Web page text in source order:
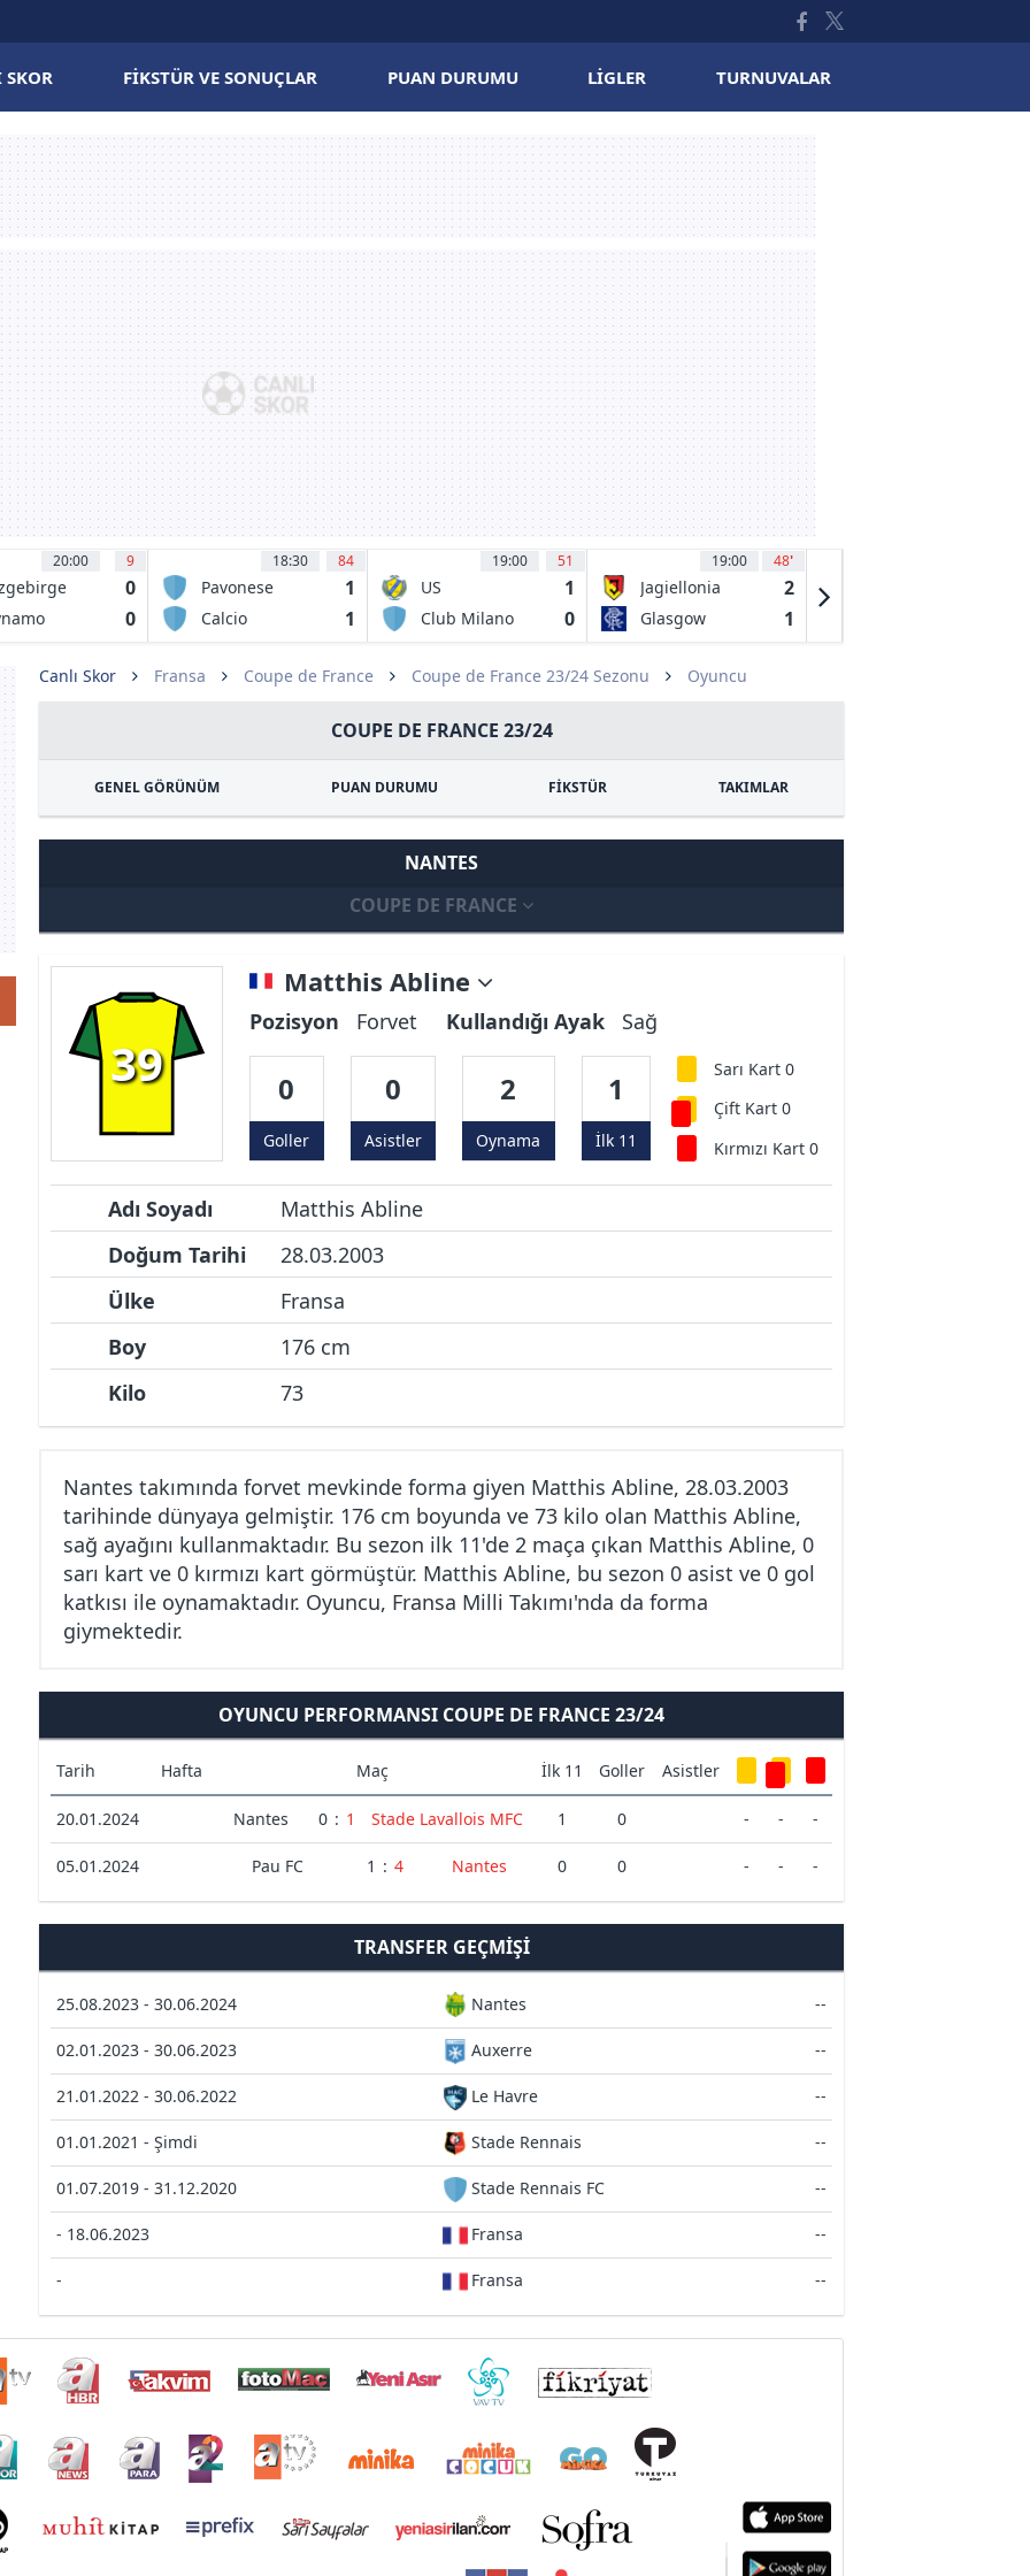
SKOR FIKSTÜR VE SONUÇLAR PUAN DURUMU LIGLER TURNUVALAR
20:00 9
0
0
18:30 84
Pavonese 1
Calcio
1
19:00 51
US
Pergolettese
1
Club Milano
0
19:00 48'
Jagiellonia
Bialystok
2
Glasgow
1
Canlı Skor Fransa Coupe de France Coupe de France 23/24 Sezonu Oyuncu
COUPE DE FRANCE 23/24
GENEL GÖRÜNÜM PUAN DURUMU FİKSTÜR TAKIMLAR
NANTES
COUPE DE FRANCE
39
Matthis Abline
Pozisyon Forvet Kullandığı Ayak Sağ
0
Goller
0
Asistler
2
Oynama
1
İlk 11
Sarı Kart 0
Çift Kart 0
Kırmızı Kart 0
Adı Soyadı
Matthis Abline
Doğum Tarihi
28.03.2003
Ülke
Fransa
Boy
176 cm
Kilo
73
Nantes takımında forvet mevkinde forma giyen Matthis Abline, 28.03.2003
tarihinde dünyaya gelmiştir. 176 cm boyunda ve 73 kilo olan Matthis Abline,
sağ ayağını kullanmaktadır. Bu sezon ilk 11'de 2 maça çıkan Matthis Abline, 0
sarı kart ve 0 kırmızı kart görmüştür. Matthis Abline, bu sezon 0 asist ve 0 gol
katkısı ile oynamaktadır. Oyuncu, Fransa Milli Takımı'nda da forma
giymektedir.
OYUNCU PERFORMANSI COUPE DE FRANCE 23/24
Tarih Hafta Maç İlk 11 Goller Asistler
20.01.2024 Nantes 0 : 1 Stade Lavallois MFC 1 0 - - -
05.01.2024 Pau FC 1 : 4 Nantes 0 0 - - -
TRANSFER GEÇMIŞI
25.08.2023 - 30.06.2024 Nantes --
02.01.2023 - 30.06.2023 Auxerre --
21.01.2022 - 30.06.2022 Le Havre --
01.01.2021 - Şimdi Stade Rennais --
01.07.2019 - 31.12.2020 Stade Rennais FC --
- 18.06.2023 Fransa --
- Fransa --